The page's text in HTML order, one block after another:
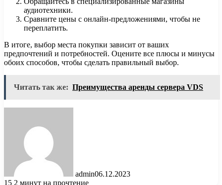
аудиотехники.
Сравните цены с онлайн-предложениями, чтобы не
переплатить.
В итоге, выбор места покупки зависит от ваших
предпочтений и потребностей. Оцените все плюсы и минусы
обоих способов, чтобы сделать правильный выбор.
Читать так же: Преимущества аренды сервера VDS
admin06.12.2023
15 2 минут на прочтение